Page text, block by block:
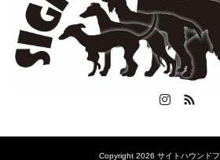
Instagram
Copyright 2026 サイトハウンド